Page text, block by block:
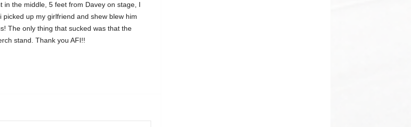
in the middle, 5 feet from Davey on stage, I
up my girlfriend and shew blew him
The only thing that sucked was that the
stand. Thank you AFI!!